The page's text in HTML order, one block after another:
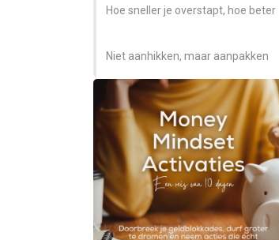
Hoe sneller je overstapt, hoe beter
Niet aanhikken, maar aanpakken